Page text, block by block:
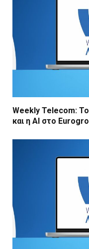
Weekly Telecom:
και η AI στο